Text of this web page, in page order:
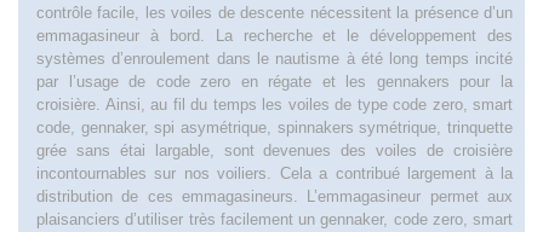
contrôle facile, les voiles de descente nécessitent la présence d’un
emmagasineur à bord. La recherche et le développement des
systèmes d’enroulement dans le nautisme à été long temps incité
par l’usage de code zero en régate et les gennakers pour la
croisière. Ainsi, au fil du temps les voiles de type code zero, smart
code, gennaker, spi asymétrique, spinnakers symétrique, trinquette
grée sans étai largable, sont devenues des voiles de croisière
incontournables sur nos voiliers. Cela a contribué largement à la
distribution de ces emmagasineurs. L’emmagasineur permet aux
plaisanciers d’utiliser très facilement un gennaker, code zero, smart